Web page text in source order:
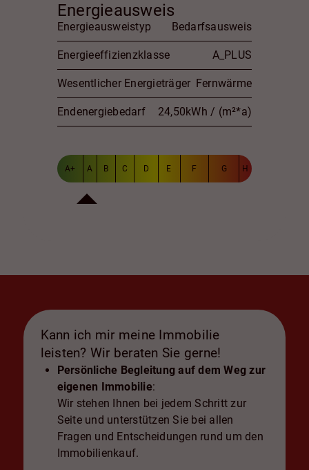
Energieausweis
Energieausweistyp Bedarfsausweis
Energieeffizienzklasse A_PLUS
Wesentlicher Energieträger Fernwärme
Endenergiebedarf 24,50kWh / (m²*a)
A+ A B C D E F G H
Kann ich mir meine Immobilie
leisten? Wir beraten Sie gerne!
Persönliche Begleitung auf dem Weg zur
eigenen Immobilie:
Wir stehen Ihnen bei jedem Schritt zur
Seite und unterstützen Sie bei allen
Fragen und Entscheidungen rund um den
Immobilienkauf.